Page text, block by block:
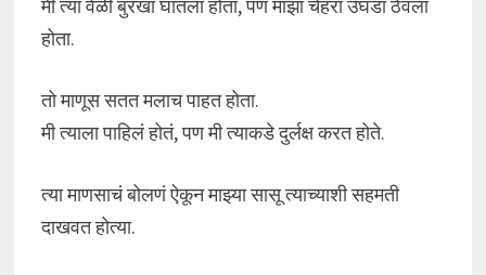
मी त्या वेळी बुरखा घातला होता, पण माझा चेहरा उघडा ठेवला
होता.
तो माणूस सतत मलाच पाहत होता.
मी त्याला पाहिलं होतं, पण मी त्याकडे दुर्लक्ष करत होते.
त्या माणसाचं बोलणं ऐकून माझ्या सासू त्याच्याशी सहमती
दाखवत होत्या.